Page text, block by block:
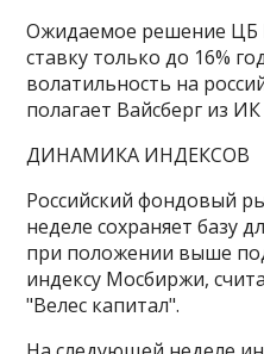
Ожидаемое решение ЦБ
ставку только до 16%
волатильность на
полагает Вайсберг из
ДИНАМИКА ИНДЕКСОВ
Российский фондовый
неделе сохраняет базу
при положении выше
индексу Мосбиржи,
"Велес капитал".